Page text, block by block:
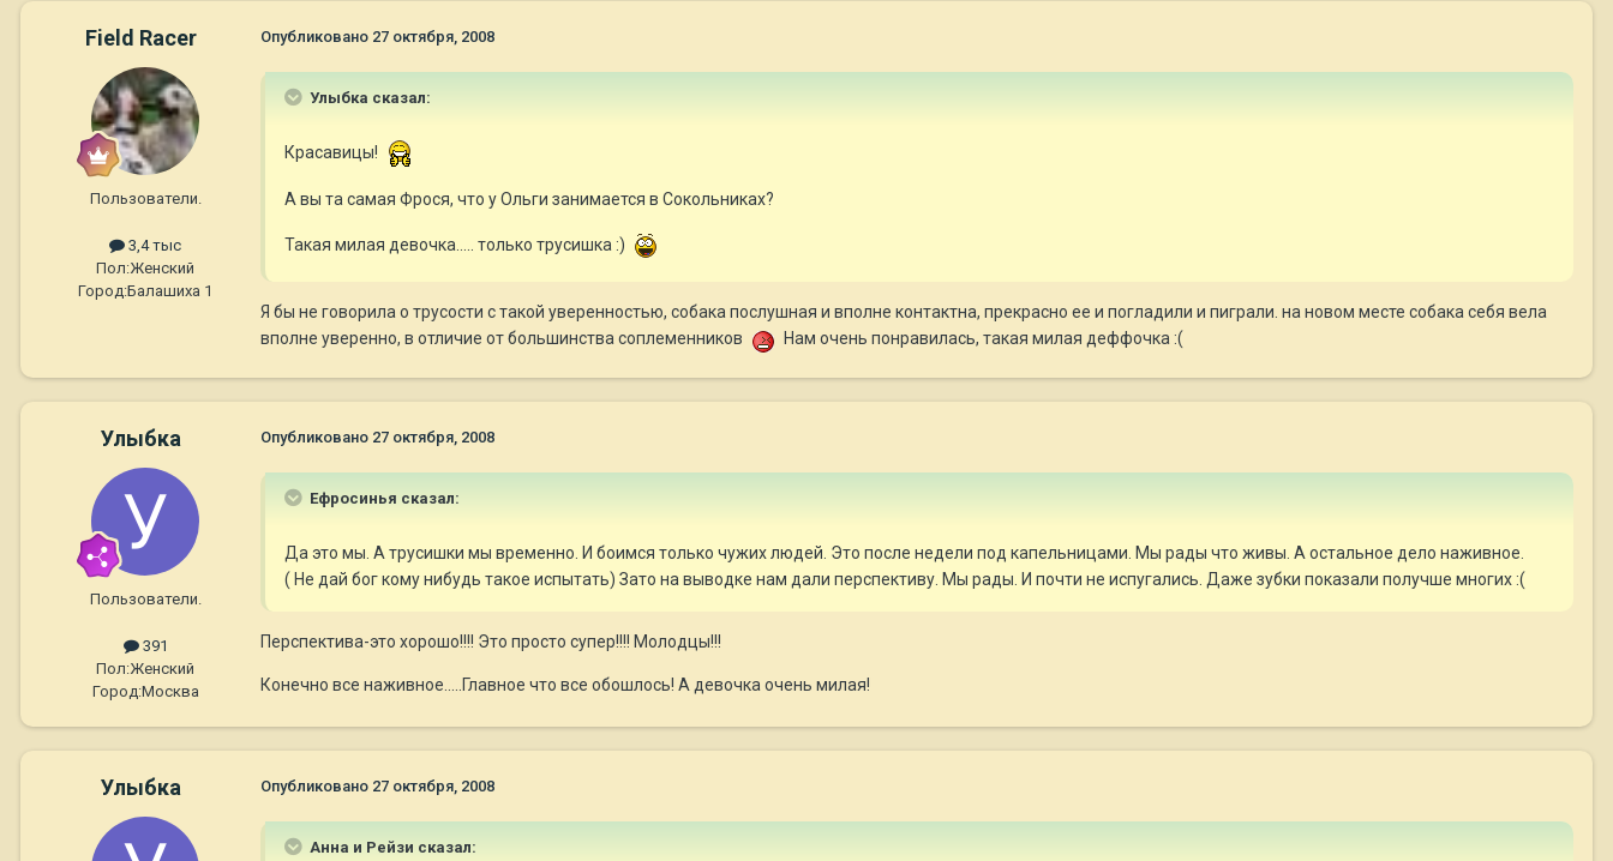
Field Racer
Пользователи.
3,4 тыс
Пол:Женский
Город:Балашиха 1
Опубликовано 27 октября, 2008
Улыбка сказал:
Красавицы!
А вы та самая Фрося, что у Ольги занимается в Сокольниках?
Такая милая девочка..... только трусишка :)
Я бы не говорила о трусости с такой уверенностью, собака послушная и вполне контактна, прекрасно ее и погладили и пиграли. на новом месте собака себя вела
вполне уверенно, в отличие от большинства соплеменников
Нам очень понравилась, такая милая деффочка :(
Улыбка
Пользователи.
391
Пол:Женский
Город:Москва
Опубликовано 27 октября, 2008
Ефросинья сказал:
Да это мы. А трусишки мы временно. И боимся только чужих людей. Это после недели под капельницами. Мы рады что живы. А остальное дело наживное.
( Не дай бог кому нибудь такое испытать) Зато на выводке нам дали перспективу. Мы рады. И почти не испугались. Даже зубки показали получше многих :(
Перспектива-это хорошо!!!! Это просто супер!!!! Молодцы!!!
Конечно все наживное.....Главное что все обошлось! А девочка очень милая!
Улыбка Опубликовано 27 октября, 2008
Анна и Рейзи сказал: